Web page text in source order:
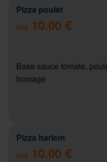
Pizza poulet
Dès 10.00 €
Base sauce tomate,
fromage
Pizza harlem
Dès 10.00 €